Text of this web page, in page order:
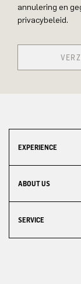
annulering en
privacybeleid.
EXPERIENCE
ABOUT US
SERVICE